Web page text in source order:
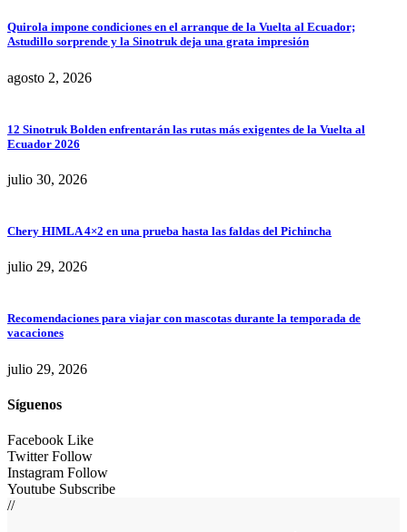
Quirola impone condiciones en el arranque de la Vuelta al Ecuador;
Astudillo sorprende y la Sinotruk deja una grata impresión
agosto 2, 2026
12 Sinotruk Bolden enfrentarán las rutas más exigentes de la Vuelta al
Ecuador 2026
julio 30, 2026
Chery HIMLA 4×2 en una prueba hasta las faldas del Pichincha
julio 29, 2026
Recomendaciones para viajar con mascotas durante la temporada de
vacaciones
julio 29, 2026
Síguenos
Facebook Like
Twitter Follow
Instagram Follow
Youtube Subscribe
//